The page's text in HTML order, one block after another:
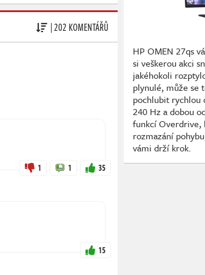
| 202 KOMENTÁŘŮ
1 1 35
15
HP OMEN 27qs
si veškerou akci
jakéhokoli
plynulé, může se
pochlubit rychlou
240 Hz a dobou
funkcí Overdrive,
rozmazání
vámi drží krok.